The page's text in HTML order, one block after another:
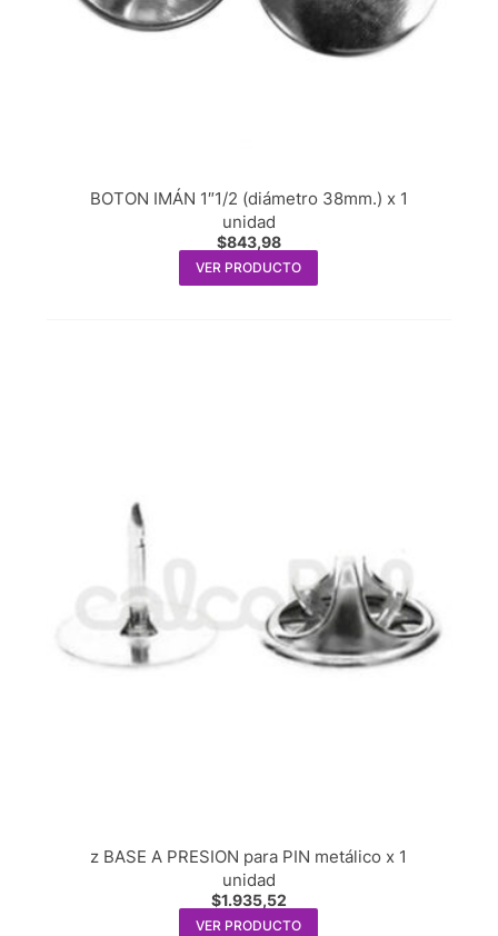
BOTON IMÁN 1″1/2 (diámetro 38mm.) x 1
unidad
$843,98
VER PRODUCTO
z BASE A PRESION para PIN metálico x 1
unidad
$1.935,52
VER PRODUCTO